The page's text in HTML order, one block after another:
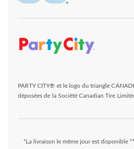
PARTY CITY® et le logo du triangle
déposées de la Société Canadian Tire
*La livraison le même jour est disponible